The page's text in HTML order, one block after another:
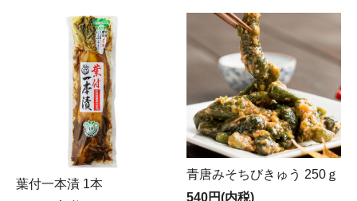
葉付一本漬 1本
青唐みそちびきゅう 250ｇ
540円(内税)